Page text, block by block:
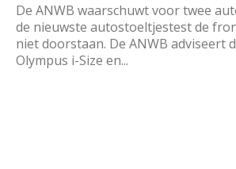
De ANWB waarschuwt voor twee
de nieuwste autostoeltjestest de
niet doorstaan. De ANWB adviseert
Olympus i-Size en...